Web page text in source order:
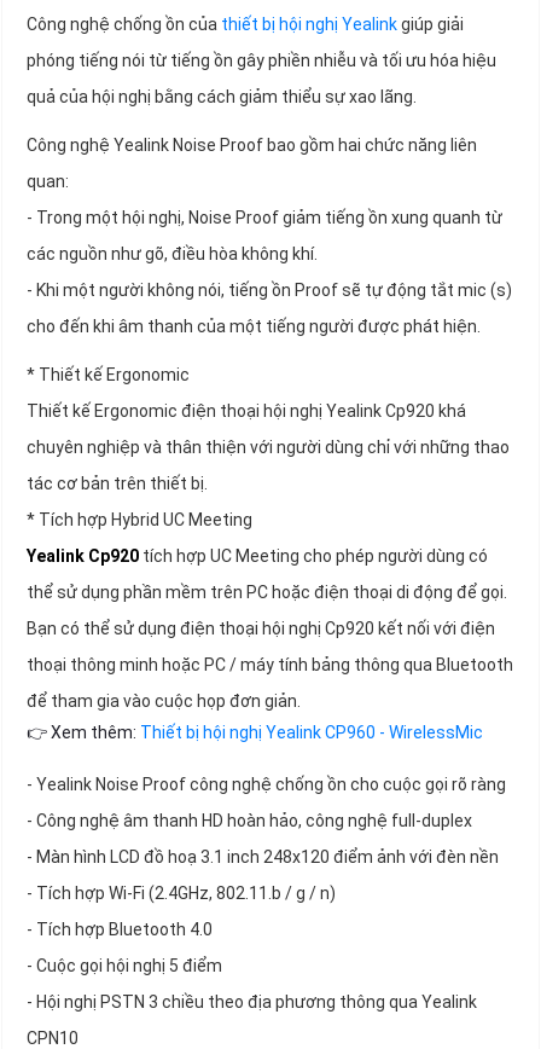
Công nghệ chống ồn của thiết bị hội nghị Yealinkgiúp giải
phóng tiếng nói từ tiếng ồn gây phiền nhiễu và tối ưu hóa hiệu
quả của hội nghị bằng cách giảm thiểu sự xao lãng.
Công nghệ Yealink Noise Proof bao gồm hai chức năng liên
quan:
- Trong một hội nghị, Noise Proof giảm tiếng ồn xung quanh từ
các nguồn như gõ, điều hòa không khí.
- Khi một người không nói, tiếng ồn Proof sẽ tự động tắt mic (s)
cho đến khi âm thanh của một tiếng người được phát hiện.
* Thiết kế Ergonomic
Thiết kế Ergonomic điện thoại hội nghị Yealink Cp920 khá
chuyên nghiệp và thân thiện với người dùng chỉ với những thao
tác cơ bản trên thiết bị.
* Tích hợp Hybrid UC Meeting
Yealink Cp920 tích hợp UC Meeting cho phép người dùng có
thể sử dụng phần mềm trên PC hoặc điện thoại di động để gọi.
Bạn có thể sử dụng điện thoại hội nghị Cp920 kết nối với điện
thoại thông minh hoặc PC / máy tính bảng thông qua Bluetooth
để tham gia vào cuộc họp đơn giản.
👉 Xem thêm: Thiết bị hội nghị Yealink CP960 - WirelessMic
- Yealink Noise Proof công nghệ chống ồn cho cuộc gọi rõ ràng
- Công nghệ âm thanh HD hoàn hảo, công nghệ full-duplex
- Màn hình LCD đồ hoạ 3.1 inch 248x120 điểm ảnh với đèn nền
- Tích hợp Wi-Fi (2.4GHz, 802.11.b / g / n)
- Tích hợp Bluetooth 4.0
- Cuộc gọi hội nghị 5 điểm
- Hội nghị PSTN 3 chiều theo địa phương thông qua Yealink
CPN10